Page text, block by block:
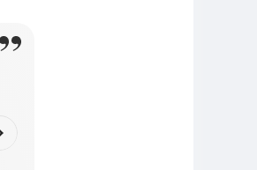
слишком мало времени для